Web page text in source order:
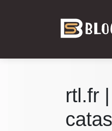
rtl.fr